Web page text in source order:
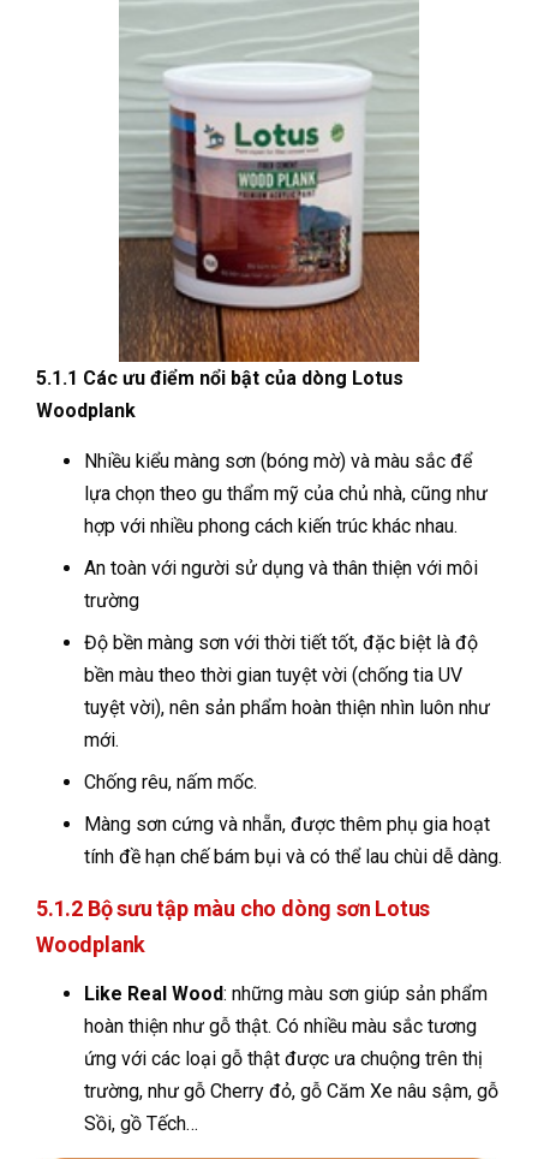
5.1.1 Các ưu điểm nổi bật của dòng Lotus
Woodplank
Nhiều kiểu màng sơn (bóng mờ) và màu sắc để
lựa chọn theo gu thẩm mỹ của chủ nhà, cũng như
hợp với nhiều phong cách kiến trúc khác nhau.
An toàn với người sử dụng và thân thiện với môi
trường
Độ bền màng sơn với thời tiết tốt, đặc biệt là độ
bền màu theo thời gian tuyệt vời (chống tia UV
tuyệt vời), nên sản phẩm hoàn thiện nhìn luôn như
mới.
Chống rêu, nấm mốc.
Màng sơn cứng và nhẵn, được thêm phụ gia hoạt
tính đề hạn chế bám bụi và có thể lau chùi dễ dàng.
5.1.2 Bộ sưu tập màu cho dòng sơn Lotus
Woodplank
Like Real Wood: những màu sơn giúp sản phẩm
hoàn thiện như gỗ thật. Có nhiều màu sắc tương
ứng với các loại gỗ thật được ưa chuộng trên thị
trường, như gỗ Cherry đỏ, gỗ Căm Xe nâu sậm, gỗ
Sồi, gồ Tếch…